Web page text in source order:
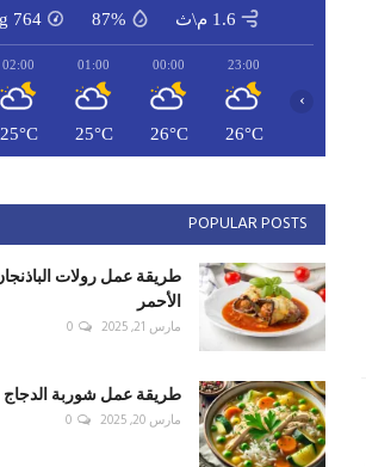
1.6 م\ث 87%
764
23:00
26°C
00:00
26°C
01:00
25°C
02:00
25°C
›
POPULAR POSTS
طريقة عمل رولات
الأحمر
مارس 21, 2025 0
طريقة عمل شوربة الدجاج
مارس 20, 2025 0